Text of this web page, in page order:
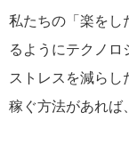
私たちの「楽をし
るようにテクノ
ストレスを減らし
稼ぐ方法があれば